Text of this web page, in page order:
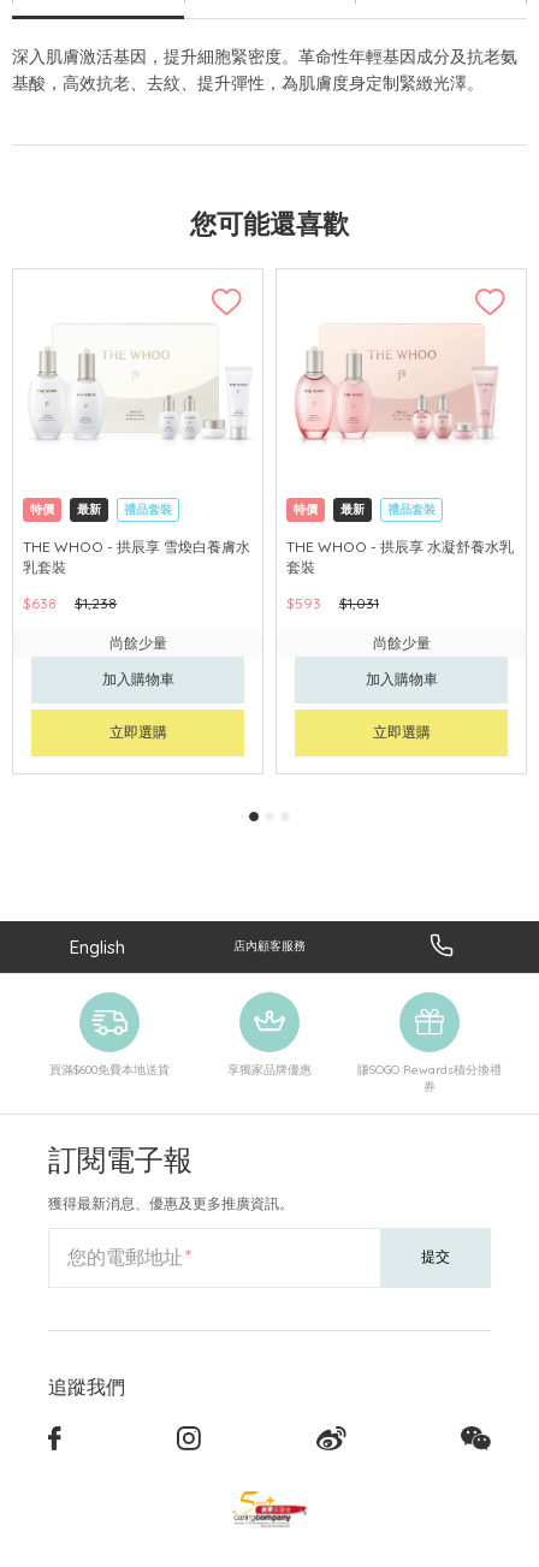
深入肌膚激活基因，提升細胞緊密度。革命性年輕基因成分及抗老氨
基酸，高效抗老、去紋、提升彈性，為肌膚度身定制緊緻光澤。
您可能還喜歡
特價 最新 禮品套裝
網購店取 可中國內地配送
THE WHOO - 拱辰享 雪煥白養膚水
乳套裝
$638
$1,238
尚餘少量
加入購物車
立即選購
特價 最新 禮品套裝
網購店取 可中國內地配送
THE WHOO - 拱辰享 水凝舒養水乳
套裝
$593
$1,031
尚餘少量
加入購物車
立即選購
English 店內顧客服務
買滿$600免費本地送貨 享獨家品牌優惠
賺SOGO Rewards積分換禮
券
訂閱電子報
獲得最新消息、優惠及更多推廣資訊。
您的電郵地址 提交
追蹤我們